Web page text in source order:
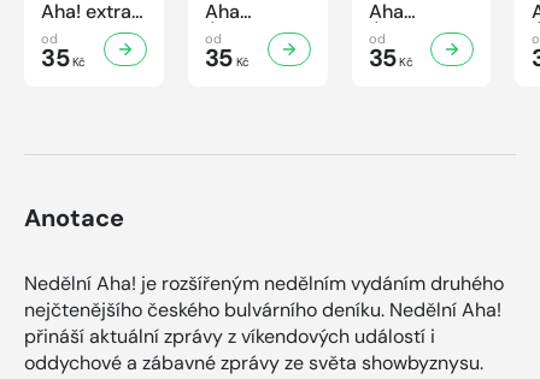
Aha! extra
č.3/2026
Úsporná
od
35Kč
Aha
Úsporná
kuchařka -
od
35Kč
Aha
Úsporná
kuchařka
od
35Kč
Anotace
Nedělní Aha! je rozšířeným nedělním vydáním druhého
nejčtenějšího českého bulvárního deníku. Nedělní Aha!
přináší aktuální zprávy z víkendových událostí i
oddychové a zábavné zprávy ze světa showbyznysu.